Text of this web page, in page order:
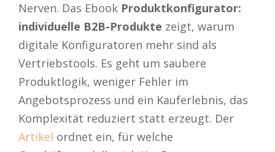
Nerven. Das Ebook Produktkonfigurator:
individuelle B2B-Produkte zeigt, warum
digitale Konfiguratoren mehr sind als
Vertriebstools. Es geht um saubere
Produktlogik, weniger Fehler im
Angebotsprozess und ein Kauferlebnis, das
Komplexität reduziert statt erzeugt. Der
Artikel ordnet ein, für welche